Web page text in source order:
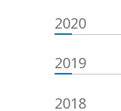
2020
2019
2018